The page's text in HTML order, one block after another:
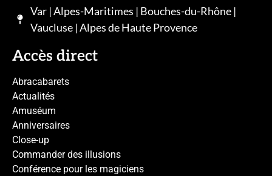
Var | Alpes-Maritimes | Bouches-du-Rhône |
Vaucluse | Alpes de Haute Provence
Accès direct
Abracabarets
Actualités
Amuséum
Anniversaires
Close-up
Commander des illusions
Conférence pour les magiciens